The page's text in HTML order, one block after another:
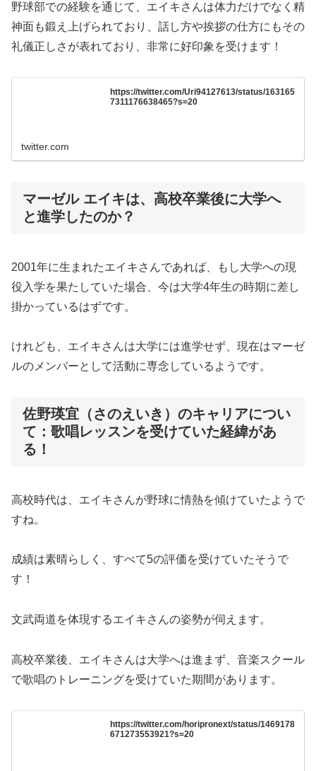
野球部での経験を通じて、エイキさんは体力だけでなく精
神面も鍛え上げられており、話し方や挨拶の仕方にもその
礼儀正しさが表れており、非常に好印象を受けます！
https://twitter.com/Uri94127613/status/163165
7311176638465?s=20
twitter.com
マーゼル エイキは、高校卒業後に大学へ
と進学したのか？
2001年に生まれたエイキさんであれば、もし大学への現
役入学を果たしていた場合、今は大学4年生の時期に差し
掛かっているはずです。
けれども、エイキさんは大学には進学せず、現在はマーゼ
ルのメンバーとして活動に専念しているようです。
佐野瑛宜（さのえいき）のキャリアについ
て：歌唱レッスンを受けていた経緯があ
る！
高校時代は、エイキさんが野球に情熱を傾けていたようで
すね。
成績は素晴らしく、すべて5の評価を受けていたそうで
す！
文武両道を体現するエイキさんの姿勢が伺えます。
高校卒業後、エイキさんは大学へは進まず、音楽スクール
で歌唱のトレーニングを受けていた期間があります。
https://twitter.com/horipronext/status/1469178
671273553921?s=20